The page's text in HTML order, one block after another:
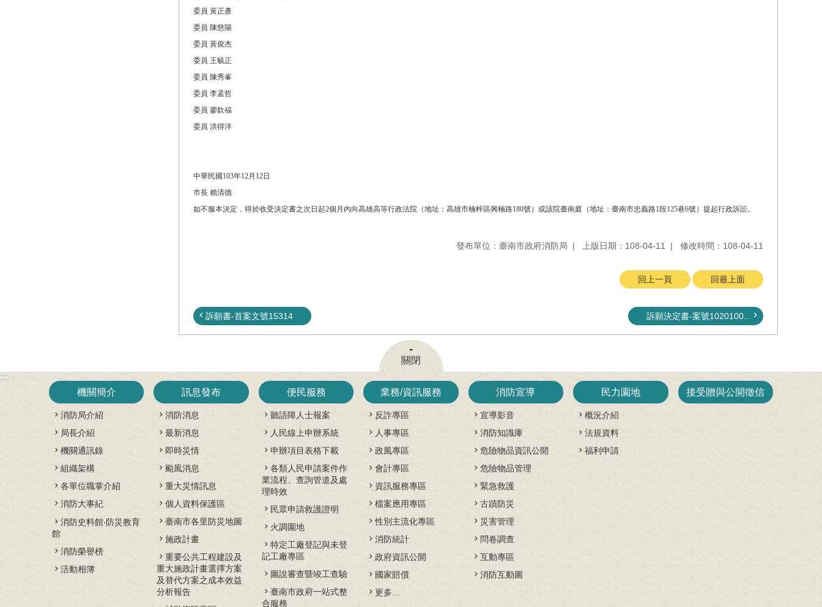
委員 黃正彥
委員 陳慈陽
委員 黃俊杰
委員 王毓正
委員 陳秀峯
委員 李孟哲
委員 廖欽福
委員 洪得洋
中華民國103年12月12日
市長 賴清德
如不服本決定，得於收受決定書之次日起2個月內向高雄高等行政法院（地址：高雄市楠梓區興楠路180號）或該院臺南庭（地址：臺南市忠義路1段125巷6號）提起行政訴訟。
發布單位：臺南市政府消防局 上版日期：108-04-11 修改時間：108-04-11
回上一頁 回最上面
訴願書-首案文號15314 訴願決定書-案號1020100...
關閉
:::
機關簡介
消防局介紹
局長介紹
機關通訊錄
組織架構
各單位職掌介紹
消防大事紀
消防史料館‧防災教育
館
消防榮譽榜
活動相簿
訊息發布
消防消息
最新消息
即時災情
颱風消息
重大災情訊息
個人資料保護區
臺南市各里防災地圖
施政計畫
重要公共工程建設及
重大施政計畫選擇方案
及替代方案之成本效益
分析報告
便民服務
聽語障人士報案
人民線上申辦系統
申辦項目表格下載
各類人民申請案件作
業流程、查詢管道及處
理時效
民眾申請救護證明
火調園地
特定工廠登記與未登
記工廠專區
圖說審查暨竣工查驗
臺南市政府一站式整
合服務
業務/資訊服務
反詐專區
人事專區
政風專區
會計專區
資訊服務專區
檔案應用專區
性別主流化專區
消防統計
政府資訊公開
國家賠償
更多...
消防宣導
宣導影音
消防知識庫
危險物品資訊公開
危險物品管理
緊急救護
古蹟防災
災害管理
問卷調查
互動專區
消防互動圖
民力園地
概況介紹
法規資料
福利申請
接受贈與公開徵信